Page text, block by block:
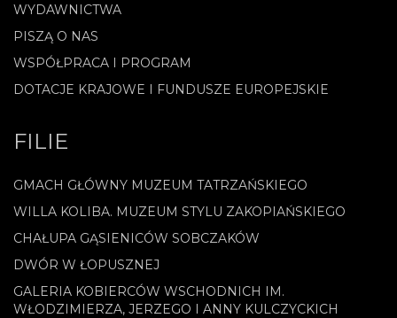
WYDAWNICTWA
PISZĄ O NAS
WSPÓŁPRACA I PROGRAM
DOTACJE KRAJOWE I FUNDUSZE EUROPEJSKIE
FILIE
GMACH GŁÓWNY MUZEUM TATRZAŃSKIEGO
WILLA KOLIBA. MUZEUM STYLU ZAKOPIAŃSKIEGO
CHAŁUPA GĄSIENICÓW SOBCZAKÓW
DWÓR W ŁOPUSZNEJ
GALERIA KOBIERCÓW WSCHODNICH IM.
WŁODZIMIERZA, JERZEGO I ANNY KULCZYCKICH